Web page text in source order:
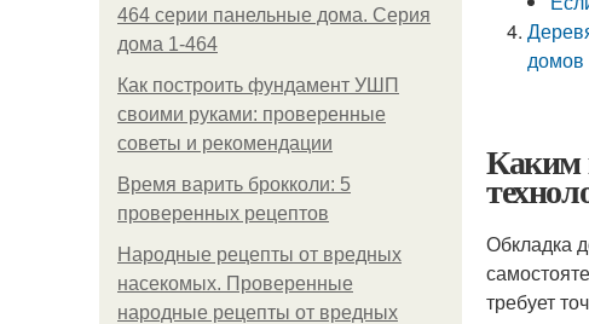
464 серии панельные дома. Серия
дома 1-464
Как построить фундамент УШП
своими руками: проверенные
советы и рекомендации
Время варить брокколи: 5
проверенных рецептов
Народные рецепты от вредных
насекомых. Проверенные
народные рецепты от вредных
домов
Каким
Обкладка
требует